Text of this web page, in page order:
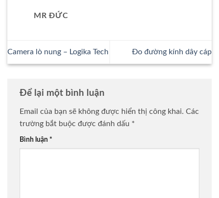
MR ĐỨC
Camera lò nung – Logika Tech Đo đường kính dây cáp
Để lại một bình luận
Email của bạn sẽ không được hiển thị công khai. Các
trường bắt buộc được đánh dấu *
Bình luận *